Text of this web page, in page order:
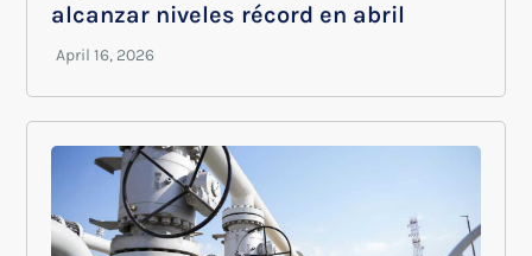
alcanzar niveles récord en abril